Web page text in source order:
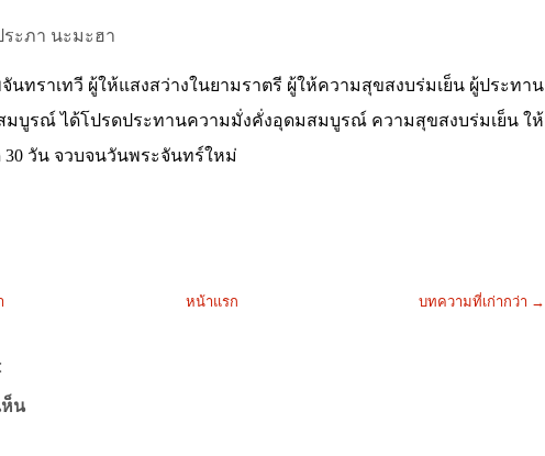
ะภา นะมะฮา
นทราเทวี ผู้ให้แสงสว่างในยามราตรี ผู้ให้ความสุขสงบร่มเย็น ผู้ประทาน
มบูรณ์ ได้โปรดประทานความมั่งคั่งอุดมสมบูรณ์ ความสุขสงบร่มเย็น ให้
30 วัน จวบจนวันพระจันทร์ใหม่
บทความที่เก่ากว่า →
หน้าแรก
ห็น